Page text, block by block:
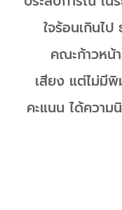
ใจร้อนเกินไ
คณะก้าวหน้
เสียง แต่ไม่มี
คะแนน ได้ความ